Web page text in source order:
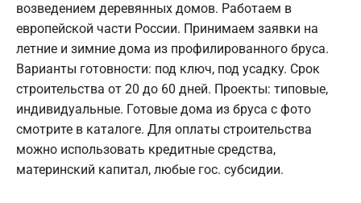
возведением деревянных домов. Работаем в
европейской части России. Принимаем заявки на
летние и зимние дома из профилированного бруса.
Варианты готовности: под ключ, под усадку. Срок
строительства от 20 до 60 дней. Проекты: типовые,
индивидуальные. Готовые дома из бруса с фото
смотрите в каталоге. Для оплаты строительства
можно использовать кредитные средства,
материнский капитал, любые гос. субсидии.